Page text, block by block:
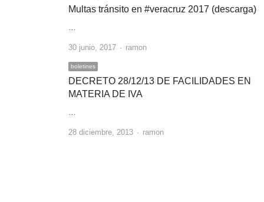
Multas tránsito en #veracruz 2017 (descarga)
…
30 junio, 2017 Author
ramon
boletines
DECRETO 28/12/13 DE FACILIDADES EN
MATERIA DE IVA
…
28 diciembre, 2013 Author
ramon